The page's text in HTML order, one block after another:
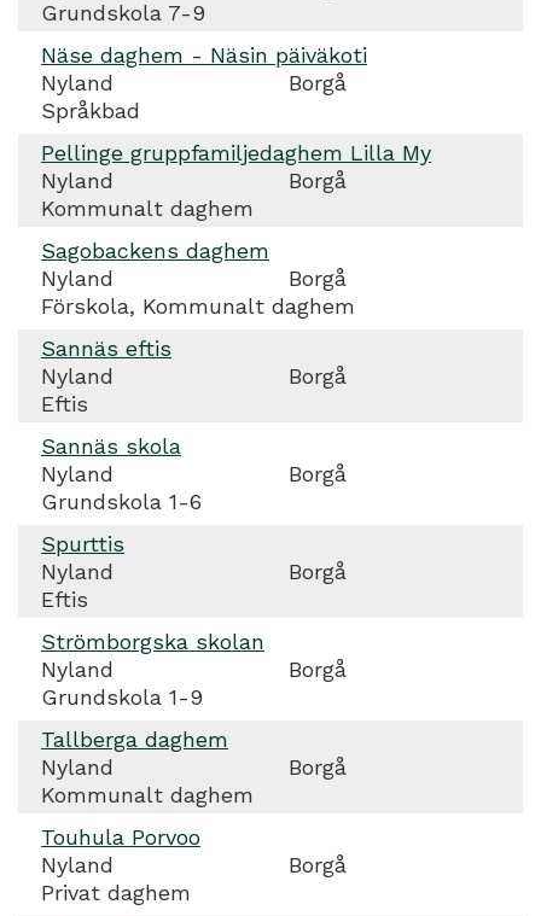
Grundskola 7-9
Näse daghem - Näsin päiväkoti
Nyland
Borgå
Språkbad
Pellinge gruppfamiljedaghem Lilla My
Nyland
Borgå
Kommunalt daghem
Sagobackens daghem
Nyland
Borgå
Förskola, Kommunalt daghem
Sannäs eftis
Nyland
Borgå
Eftis
Sannäs skola
Nyland
Borgå
Grundskola 1-6
Spurttis
Nyland
Borgå
Eftis
Strömborgska skolan
Nyland
Borgå
Grundskola 1-9
Tallberga daghem
Nyland
Borgå
Kommunalt daghem
Touhula Porvoo
Nyland
Borgå
Privat daghem